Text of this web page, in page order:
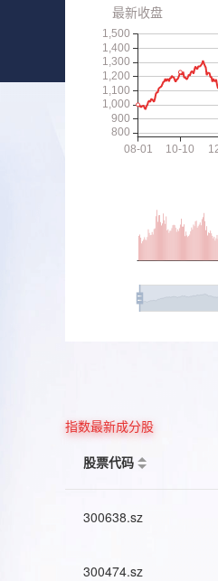
指数最新成分股
股票代码
300638.sz
300474.sz